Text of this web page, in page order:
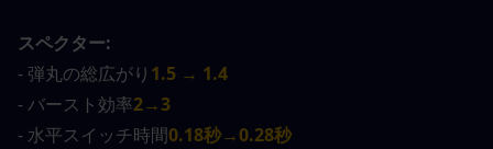
スペクター:
- 弾丸の総広がり 1.5 → 1.4
- バースト効率2→3
- 水平スイッチ時間0.18秒→0.28秒